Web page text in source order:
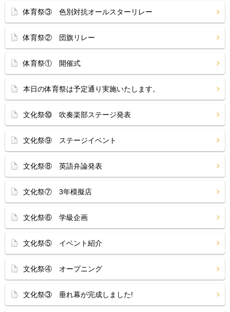
体育祭③ 色別対抗オールスターリレー
体育祭② 団旗リレー
体育祭① 開催式
本日の体育祭は予定通り実施いたします。
文化祭⑩ 吹奏楽部ステージ発表
文化祭⑨ ステージイベント
文化祭⑧ 英語弁論発表
文化祭⑦ 3年模擬店
文化祭⑥ 学級企画
文化祭⑤ イベント紹介
文化祭④ オープニング
文化祭③ 垂れ幕が完成しました!